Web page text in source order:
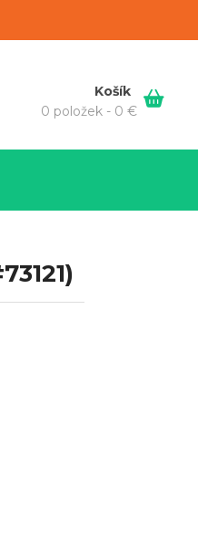
Košík
0 položek - 0 €